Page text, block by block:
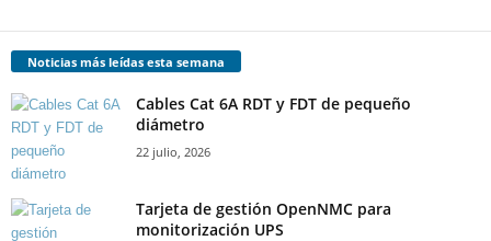
Noticias más leídas esta semana
Cables Cat 6A RDT y FDT de pequeño
diámetro
22 julio, 2026
Tarjeta de gestión OpenNMC para
monitorización UPS